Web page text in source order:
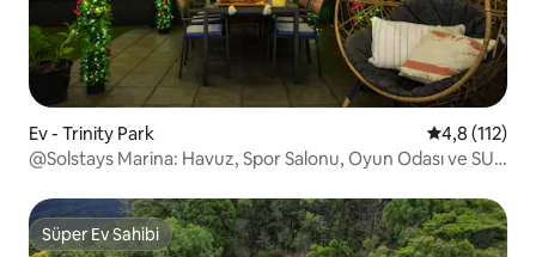
Ev - Trinity Park 5 üzerinden
4,8 (112)
@Solstays Marina: Havuz, Spor Salonu, Oyun Odası ve SUV
Süper Ev Sahibi
Süper Ev Sahibi